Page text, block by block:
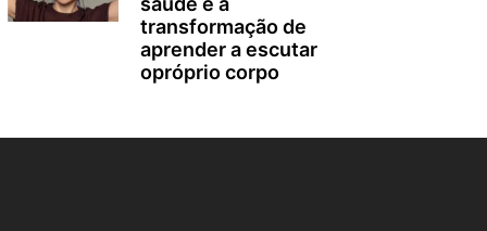
transformação de
aprender a escutar
opróprio corpo